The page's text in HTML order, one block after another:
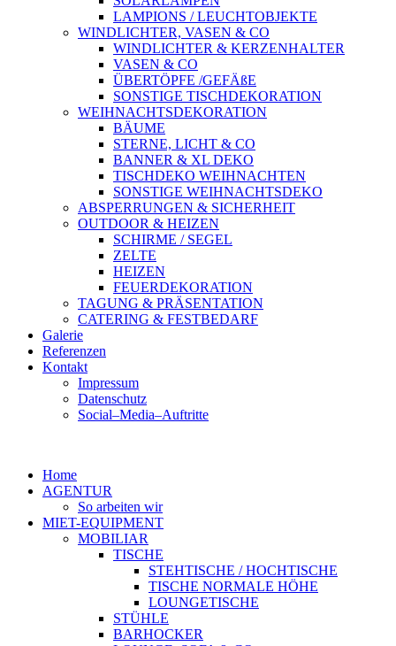
LAMPIONS / LEUCHTOBJEKTE
WINDLICHTER, VASEN & CO
WINDLICHTER & KERZENHALTER
VASEN & CO
ÜBERTÖPFE /GEFÄßE
SONSTIGE TISCHDEKORATION
WEIHNACHTSDEKORATION
BÄUME
STERNE, LICHT & CO
BANNER & XL DEKO
TISCHDEKO WEIHNACHTEN
SONSTIGE WEIHNACHTSDEKO
ABSPERRUNGEN & SICHERHEIT
OUTDOOR & HEIZEN
SCHIRME / SEGEL
ZELTE
HEIZEN
FEUERDEKORATION
TAGUNG & PRÄSENTATION
CATERING & FESTBEDARF
Galerie
Referenzen
Kontakt
Impressum
Datenschutz
Social–Media–Auftritte
Home
AGENTUR
So arbeiten wir
MIET-EQUIPMENT
MOBILIAR
TISCHE
STEHTISCHE / HOCHTISCHE
TISCHE NORMALE HÖHE
LOUNGETISCHE
STÜHLE
BARHOCKER